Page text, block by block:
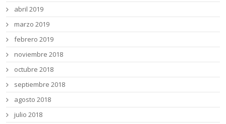
abril 2019
marzo 2019
febrero 2019
noviembre 2018
octubre 2018
septiembre 2018
agosto 2018
julio 2018